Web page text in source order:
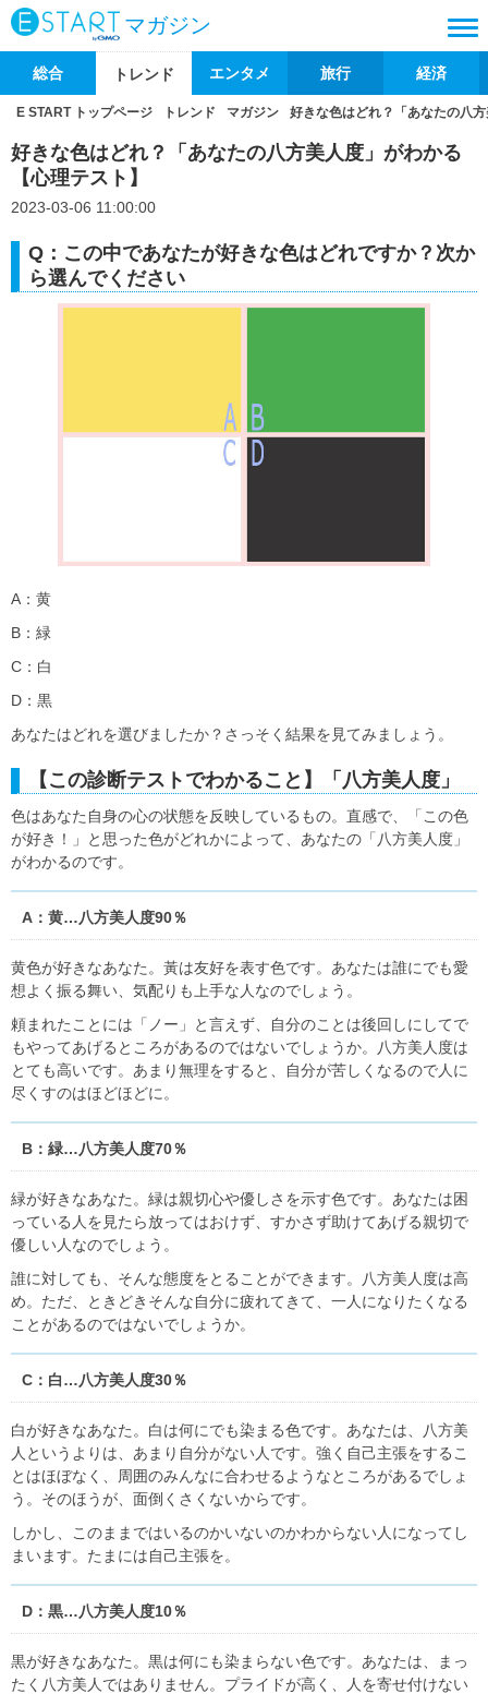
マガジン
総合 トレンド エンタメ 旅行 経済
E START トップページ トレンド マガジン 好きな色はどれ？「あなたの八
好きな色はどれ？「あなたの八方美人度」がわかる
【心理テスト】
2023-03-06 11:00:00
Q：この中であなたが好きな色はどれですか？次か
ら選んでください
A：黄
B：緑
C：白
D：黒
あなたはどれを選びましたか？さっそく結果を見てみましょう。
【この診断テストでわかること】「八方美人度」
色はあなた自身の心の状態を反映しているもの。直感で、「この色
が好き！」と思った色がどれかによって、あなたの「八方美人度」
がわかるのです。
A：黄…八方美人度90％
黄色が好きなあなた。黃は友好を表す色です。あなたは誰にでも愛
想よく振る舞い、気配りも上手な人なのでしょう。
頼まれたことには「ノー」と言えず、自分のことは後回しにしてで
もやってあげるところがあるのではないでしょうか。八方美人度は
とても高いです。あまり無理をすると、自分が苦しくなるので人に
尽くすのはほどほどに。
B：緑…八方美人度70％
緑が好きなあなた。緑は親切心や優しさを示す色です。あなたは困
っている人を見たら放ってはおけず、すかさず助けてあげる親切で
優しい人なのでしょう。
誰に対しても、そんな態度をとることができます。八方美人度は高
め。ただ、ときどきそんな自分に疲れてきて、一人になりたくなる
ことがあるのではないでしょうか。
C：白…八方美人度30％
白が好きなあなた。白は何にでも染まる色です。あなたは、八方美
人というよりは、あまり自分がない人です。強く自己主張をするこ
とはほぼなく、周囲のみんなに合わせるようなところがあるでしょ
う。そのほうが、面倒くさくないからです。
しかし、このままではいるのかいないのかわからない人になってし
まいます。たまには自己主張を。
D：黒…八方美人度10％
黒が好きなあなた。黒は何にも染まらない色です。あなたは、まっ
たく八方美人ではありません。プライドが高く、人を寄せ付けない